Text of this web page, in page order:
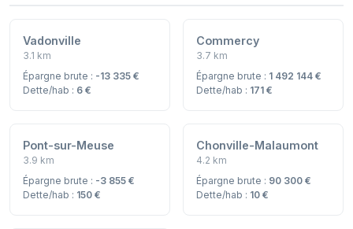
Vadonville
3.1 km
Épargne brute : -13 335 €
Dette/hab : 6 €
Commercy
3.7 km
Épargne brute : 1 492 144 €
Dette/hab : 171 €
Pont-sur-Meuse
3.9 km
Épargne brute : -3 855 €
Dette/hab : 150 €
Chonville-Malaumont
4.2 km
Épargne brute : 90 300 €
Dette/hab : 10 €